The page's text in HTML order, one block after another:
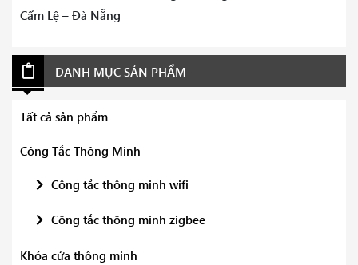
Cẩm Lệ – Đà Nẵng
DANH MỤC SẢN PHẨM
Tất cả sản phẩm
Công Tắc Thông Minh
Công tắc thông minh wifi
Công tắc thông minh zigbee
Khóa cửa thông minh